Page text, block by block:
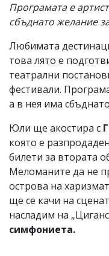
Програмата е
сбъднато желание
Любимата
това лято е
театрални
фестивали.
а в нея има
Юли ще акостира с
която е
билети за втората
Меломаните да не
острова на
ще се качи на
насладим на
симфониета.